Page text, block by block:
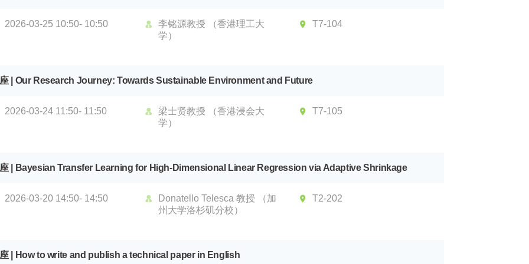
2026-03-25 10:50- 10:50
李铭源教授 （香港理工大
学）
T7-104
| Our Research Journey: Towards Sustainable Environment and Future
2026-03-24 11:50- 11:50
梁士贤教授 （香港浸会大
学）
T7-105
| Bayesian Transfer Learning for High-Dimensional Linear Regression via Adaptive Shrinkage
2026-03-20 14:50- 14:50
Donatello Telesca 教授 （加
州大学洛杉矶分校）
T2-202
| How to write and publish a technical paper in English